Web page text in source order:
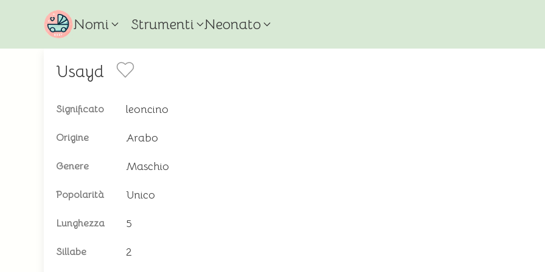
Nomi Strumenti Neonato
Usayd
Significato leoncino
Origine Arabo
Genere Maschio
Popolarità Unico
Lunghezza 5
Sillabe 2